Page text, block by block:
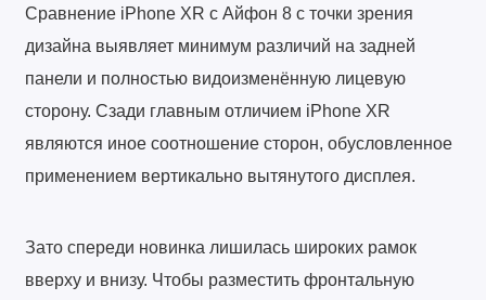
Сравнение iPhone XR с Айфон 8 с точки зрения
дизайна выявляет минимум различий на задней
панели и полностью видоизменённую лицевую
сторону. Сзади главным отличием iPhone XR
являются иное соотношение сторон, обусловленное
применением вертикально вытянутого дисплея.
Зато спереди новинка лишилась широких рамок
вверху и внизу. Чтобы разместить фронтальную